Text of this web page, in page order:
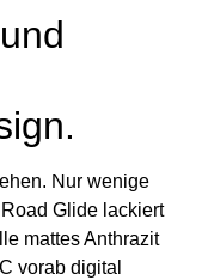
Nur wenige
Glide lackiert
mattes Anthrazit
vorab digital